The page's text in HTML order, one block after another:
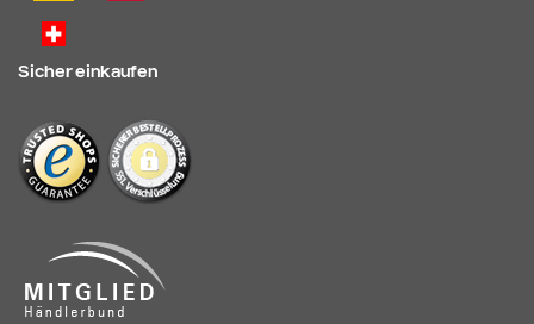
Sicher einkaufen